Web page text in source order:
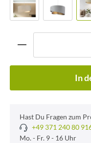
In
Hast Du Fragen zum
+49 371 240 80
Mo. - Fr. 9 - 16 Uhr